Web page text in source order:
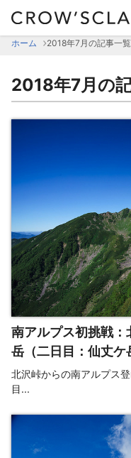
ホーム 2018年7月の記事一覧
2018年7月の
南アルプス初挑戦
岳（二日目：仙丈ケ
北沢峠からの南アルプス
目...